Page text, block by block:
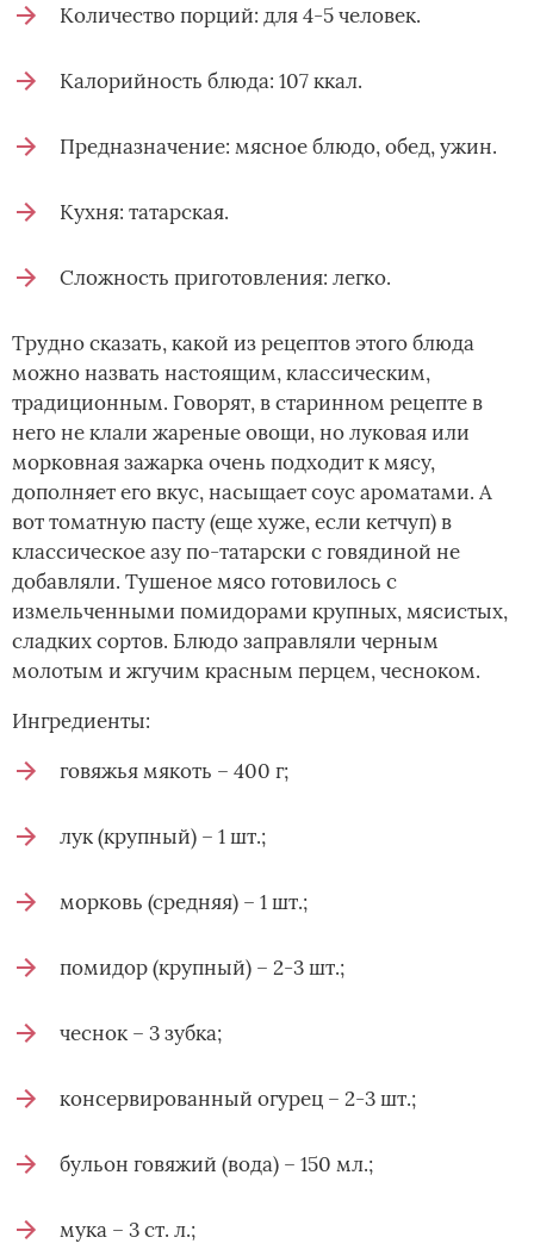
Количество порций: для 4-5 человек.
Калорийность блюда: 107 ккал.
Предназначение: мясное блюдо, обед, ужин.
Кухня: татарская.
Сложность приготовления: легко.
Трудно сказать, какой из рецептов этого блюда
можно назвать настоящим, классическим,
традиционным. Говорят, в старинном рецепте в
него не клали жареные овощи, но луковая или
морковная зажарка очень подходит к мясу,
дополняет его вкус, насыщает соус ароматами. А
вот томатную пасту (еще хуже, если кетчуп) в
классическое азу по-татарски с говядиной не
добавляли. Тушеное мясо готовилось с
измельченными помидорами крупных, мясистых,
сладких сортов. Блюдо заправляли черным
молотым и жгучим красным перцем, чесноком.
Ингредиенты:
говяжья мякоть – 400 г;
лук (крупный) – 1 шт.;
морковь (средняя) – 1 шт.;
помидор (крупный) – 2-3 шт.;
чеснок – 3 зубка;
консервированный огурец – 2-3 шт.;
бульон говяжий (вода) – 150 мл.;
мука – 3 ст. л.;